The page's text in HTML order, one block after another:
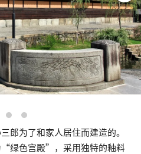
郎为了和家人居住而建造的。
“绿色宫殿”，采用独特的釉料